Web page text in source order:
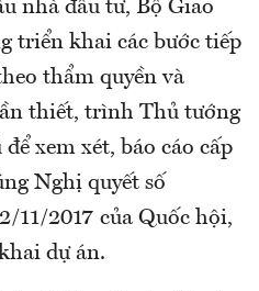
nhà đầu tư, Bộ Giao
triển khai các bước tiếp
thẩm quyền và
thiết, trình Thủ tướng
xem xét, báo cáo cấp
Nghị quyết số
11/2017 của Quốc hội,
dự án.